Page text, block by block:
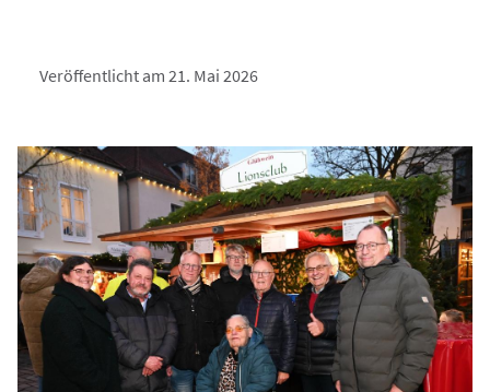
Veröffentlicht am 21. Mai 2026